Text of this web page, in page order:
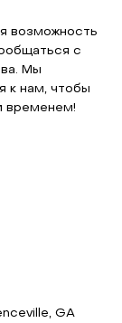
возможность
с
Мы
к нам, чтобы
временем!
GA